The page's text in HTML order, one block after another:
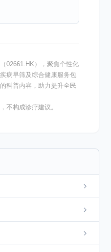
药经过肝脏代谢后转
02661.HK），聚焦个性化
病早筛及综合健康服务包
科普内容，助力提升全民
不构成诊疗建议。